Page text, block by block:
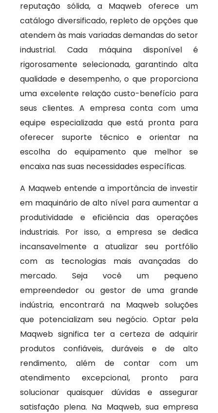
reputação sólida, a Maqweb oferece um
catálogo diversificado, repleto de opções que
atendem às mais variadas demandas do setor
industrial. Cada máquina disponível é
rigorosamente selecionada, garantindo alta
qualidade e desempenho, o que proporciona
uma excelente relação custo-benefício para
seus clientes. A empresa conta com uma
equipe especializada que está pronta para
oferecer suporte técnico e orientar na
escolha do equipamento que melhor se
encaixa nas suas necessidades específicas.
A Maqweb entende a importância de investir
em maquinário de alto nível para aumentar a
produtividade e eficiência das operações
industriais. Por isso, a empresa se dedica
incansavelmente a atualizar seu portfólio
com as tecnologias mais avançadas do
mercado. Seja você um pequeno
empreendedor ou gestor de uma grande
indústria, encontrará na Maqweb soluções
que potencializam seu negócio. Optar pela
Maqweb significa ter a certeza de adquirir
produtos confiáveis, duráveis e de alto
rendimento, além de contar com um
atendimento excepcional, pronto para
solucionar quaisquer dúvidas e assegurar
satisfação plena. Na Maqweb, sua empresa